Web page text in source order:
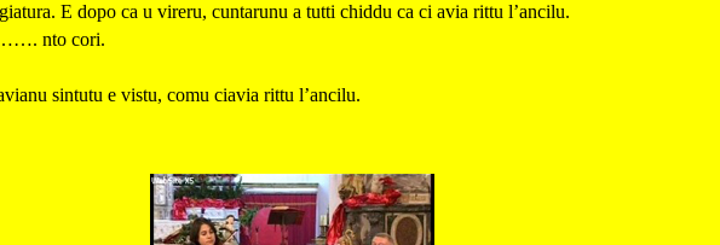
E dopo ca u vireru, cuntarunu a tutti chiddu ca ci avia rittu l’ancilu.
nto cori.
sintutu e vistu, comu ciavia rittu l’ancilu.